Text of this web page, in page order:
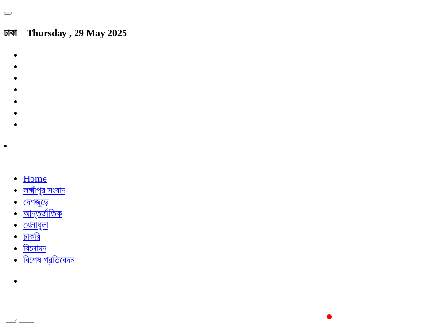
ঢাকা Thursday , 29 May 2025
Home
লক্ষ্মীপুর সংবাদ
দেশজুড়ে
আন্তর্জাতিক
খেলাধুলা
চাকরি
বিনোদন
বিশেষ প্রতিবেদন